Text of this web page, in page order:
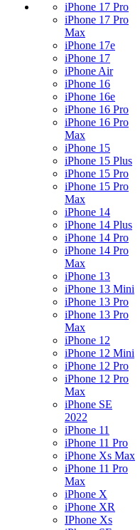
iPhone 17 Pro
iPhone 17 Pro
Max
iPhone 17e
iPhone 17
iPhone Air
iPhone 16
iPhone 16e
iPhone 16 Pro
iPhone 16 Pro
Max
iPhone 15
iPhone 15 Plus
iPhone 15 Pro
iPhone 15 Pro
Max
iPhone 14
iPhone 14 Plus
iPhone 14 Pro
iPhone 14 Pro
Max
iPhone 13
iPhone 13 Mini
iPhone 13 Pro
iPhone 13 Pro
Max
iPhone 12
iPhone 12 Mini
iPhone 12 Pro
iPhone 12 Pro
Max
iPhone SE
2022
iPhone 11
iPhone 11 Pro
iPhone Xs Max
iPhone 11 Pro
Max
iPhone X
iPhone XR
IPhone Xs